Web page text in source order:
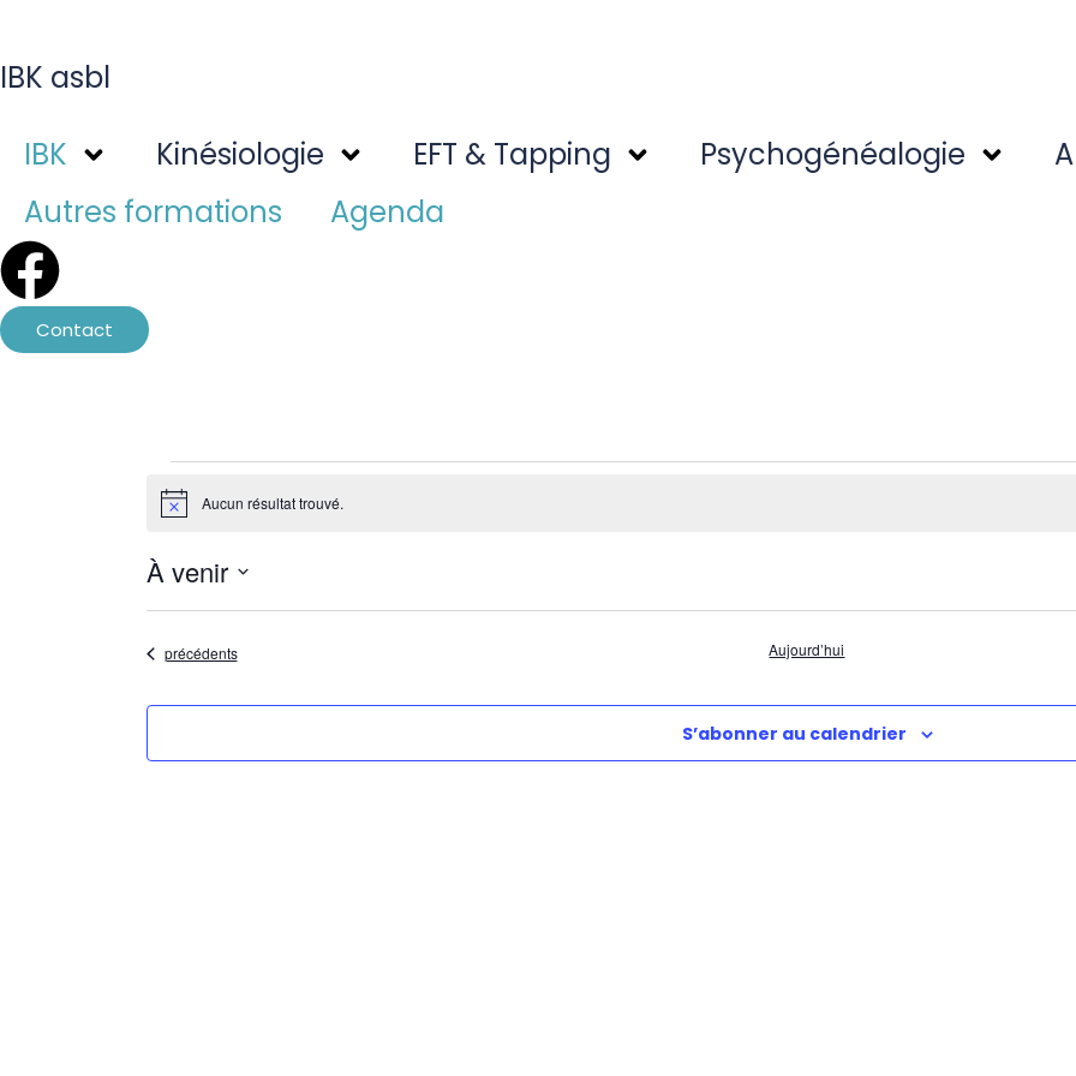
IBK asbl
IBK
Kinésiologie EFT & Tapping Psychogénéalogie
Autres formations
Agenda
Contact
Notice Aucun résultat trouvé.
À venir
Sélectionnez
date
Évènements
précédents Aujourd’hui
S’abonner au calendrier